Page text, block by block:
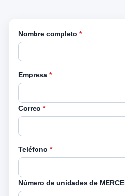
Nombre completo *
Empresa *
Correo *
Teléfono *
Número de unidades de